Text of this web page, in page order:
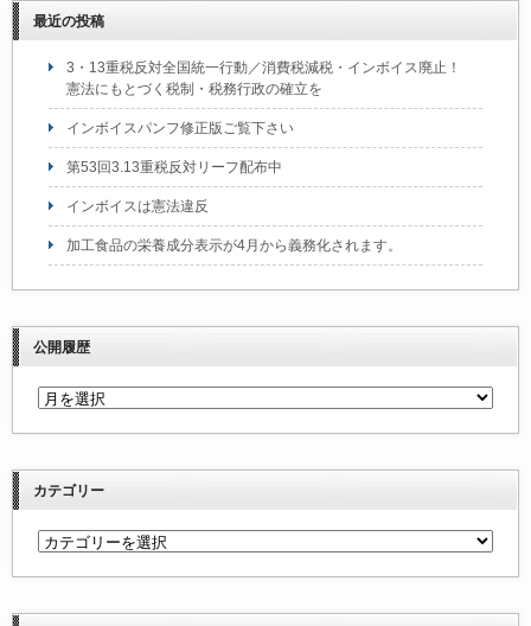
最近の投稿
3・13重税反対全国統一行動／消費税減税・インボイス廃止！
憲法にもとづく税制・税務行政の確立を
インボイスパンフ修正版ご覧下さい
第53回3.13重税反対リーフ配布中
インボイスは憲法違反
加工食品の栄養成分表示が4月から義務化されます。
公開履歴
カテゴリー